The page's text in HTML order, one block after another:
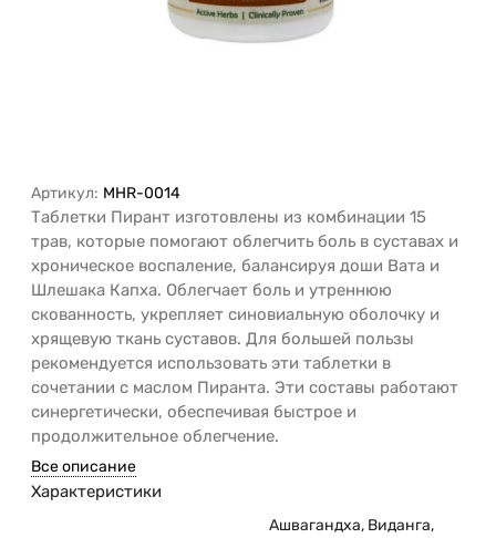
Артикул: MHR-0014
Таблетки Пирант изготовлены из комбинации 15
трав, которые помогают облегчить боль в суставах и
хроническое воспаление, балансируя доши Вата и
Шлешака Капха. Облегчает боль и утреннюю
скованность, укрепляет синовиальную оболочку и
хрящевую ткань суставов. Для большей пользы
рекомендуется использовать эти таблетки в
сочетании с маслом Пиранта. Эти составы работают
синергетически, обеспечивая быстрое и
продолжительное облегчение.
Все описание
Характеристики
Ашвагандха, Виданга,